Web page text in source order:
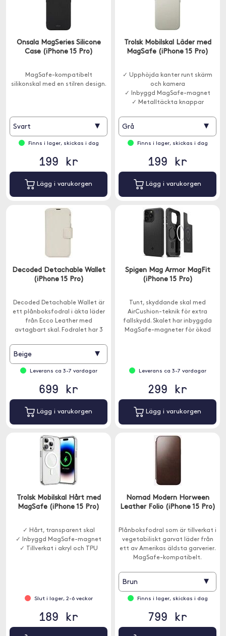
Onsala MagSeries Silicone
Case (iPhone 15 Pro)
MagSafe-kompatibelt
silikonskal med en stilren design.
Svart ▾
Finns i lager, skickas i dag
199 kr
Lägg i varukorgen
Trolsk Mobilskal Läder med
MagSafe (iPhone 15 Pro)
✓ Upphöjda kanter runt skärm
och kamera
✓ Inbyggd MagSafe-magnet
✓ Metalltäckta knappar
Grå ▾
Finns i lager, skickas i dag
199 kr
Lägg i varukorgen
Decoded Detachable Wallet
(iPhone 15 Pro)
Decoded Detachable Wallet är
ett plånboksfodral i äkta läder
från Ecco Leather med
avtagbart skal. Fodralet har 3
Beige ▾
Leverans ca 3-7 vardagar
699 kr
Lägg i varukorgen
Spigen Mag Armor MagFit
(iPhone 15 Pro)
Tunt, skyddande skal med
AirCushion-teknik för extra
fallskydd. Skalet har inbyggda
MagSafe-magneter för ökad
Leverans ca 3-7 vardagar
299 kr
Lägg i varukorgen
Trolsk Mobilskal Hårt med
MagSafe (iPhone 15 Pro)
✓ Hårt, transparent skal
✓ Inbyggd MagSafe-magnet
✓ Tillverkat i akryl och TPU
Slut i lager, 2-6 veckor
189 kr
Nomad Modern Horween
Leather Folio (iPhone 15 Pro)
Plånboksfodral som är tillverkat i
vegetabiliskt garvat läder från
ett av Amerikas äldsta garverier.
MagSafe-kompatibelt.
Brun ▾
Finns i lager, skickas i dag
799 kr